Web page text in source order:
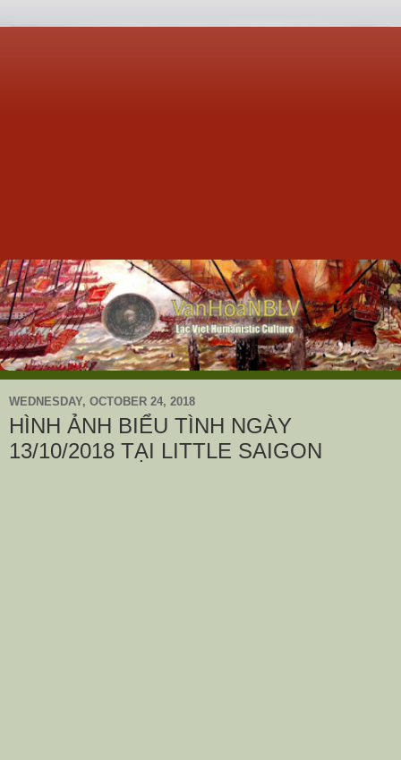
WEDNESDAY, OCTOBER 24, 2018
HÌNH ẢNH BIỂU TÌNH NGÀY
13/10/2018 TẠI LITTLE SAIGON